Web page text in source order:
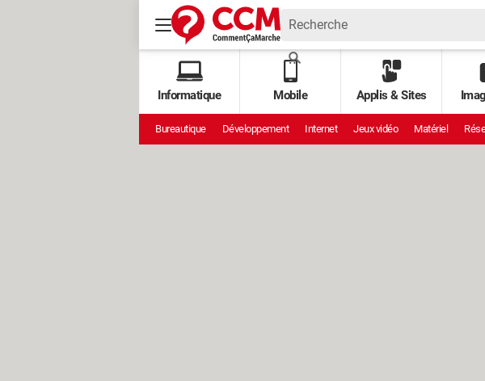
Informatique Mobile Applis & Sites
Bureautique Développement Internet Jeux vidéo Matériel